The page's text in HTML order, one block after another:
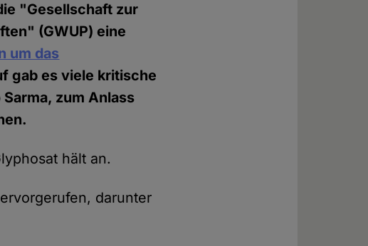
"Gesellschaft zur
(GWUP) eine
um das
gab es viele kritische
zum Anlass
hält an.
darunter